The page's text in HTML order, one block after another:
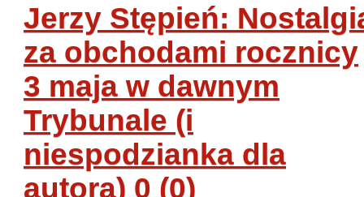
Jerzy Stępień:
za obchodami rocznicy
3 maja w dawnym
Trybunale (i
niespodzianka dla
autora) 0 (0)